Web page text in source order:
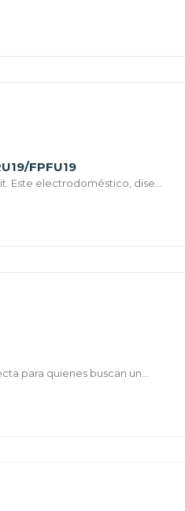
FPFU19
electrodoméstico, dise...
para quienes buscan un...